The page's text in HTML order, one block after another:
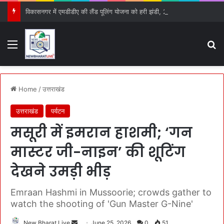
Menu
Home /उत्तराखंड
उत्तराखंड पर्यटन
मसूरी में इमरान हाशमी; ‘गन
मास्टर जी-नाइन’ की शूटिंग
देखने उमड़ी भीड़
Emraan Hashmi in Mussoorie; crowds gather to
watch the shooting of 'Gun Master G-Nine'